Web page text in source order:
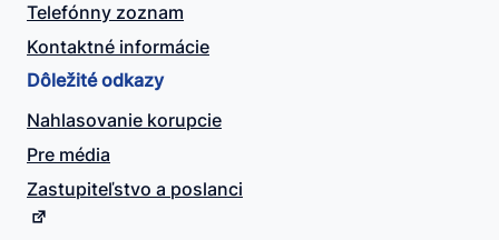
Telefónny zoznam
Kontaktné informácie
Dôležité odkazy
Nahlasovanie korupcie
Pre média
Zastupiteľstvo a poslanci